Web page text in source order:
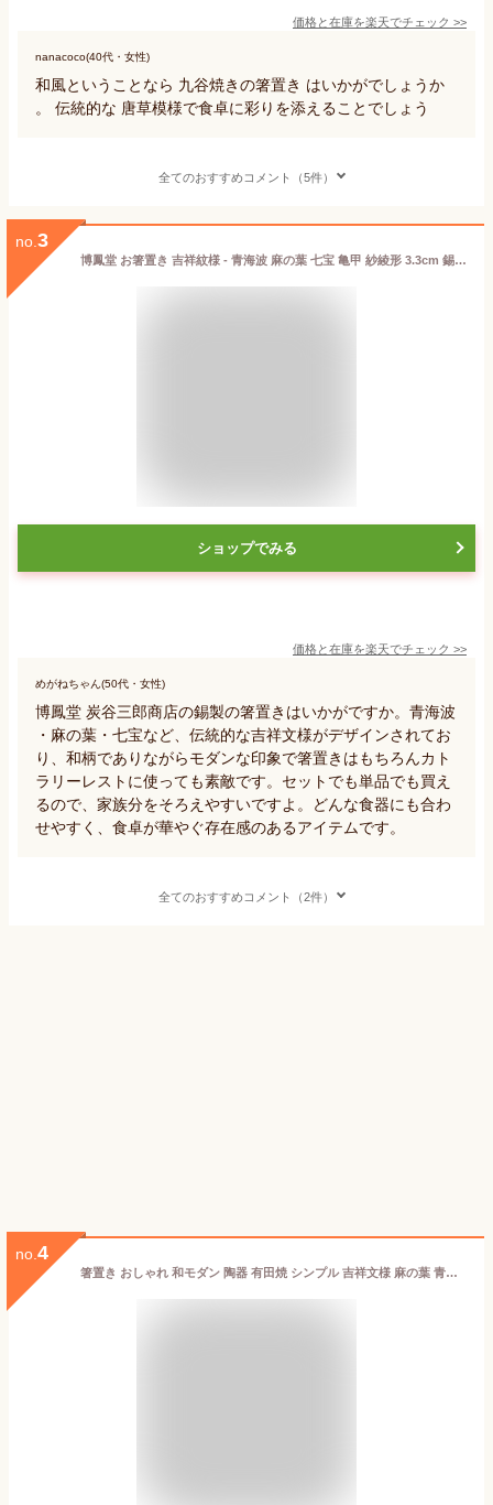
価格と在庫を楽天でチェック >>
nanacoco(40代・女性)
和風ということなら 九谷焼きの箸置き はいかがでしょうか
。 伝統的な 唐草模様で食卓に彩りを添えることでしょう
全てのおすすめコメント（5件）
no. 3
博鳳堂 お箸置き 吉祥紋様 - 青海波 麻の葉 七宝 亀甲 紗綾形 3.3cm 錫 炭谷三郎商店 おしゃれ かわいい 箸置き 錫 はしおき ハシオキ 和柄 和 小物 カトラリー カトラリーレスト 組み合わせ 伝統柄 Made in Japan
ショップでみる
価格と在庫を楽天でチェック >>
めがねちゃん(50代・女性)
博鳳堂 炭谷三郎商店の錫製の箸置きはいかがですか。青海波
・麻の葉・七宝など、伝統的な吉祥文様がデザインされてお
り、和柄でありながらモダンな印象で箸置きはもちろんカト
ラリーレストに使っても素敵です。セットでも単品でも買え
るので、家族分をそろえやすいですよ。どんな食器にも合わ
せやすく、食卓が華やぐ存在感のあるアイテムです。
全てのおすすめコメント（2件）
no. 4
箸置き おしゃれ 和モダン 陶器 有田焼 シンプル 吉祥文様 麻の葉 青海波 かわいい 和柄 伝統紋様 日本製 ギフト 贈り物 内祝い